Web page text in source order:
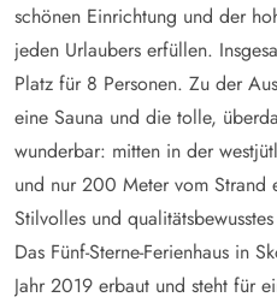
schönen Einrichtung und der
jeden Urlaubers erfüllen.
Platz für 8 Personen. Zu der
eine Sauna und die tolle,
wunderbar: mitten in der
und nur 200 Meter vom Strand
Stilvolles und
Das Fünf-Sterne-Ferienhaus in
Jahr 2019 erbaut und steht für